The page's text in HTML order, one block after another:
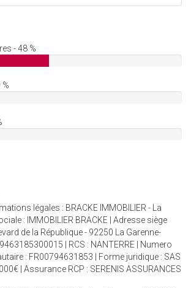
- 48 %
légales : BRACKE IMMOBILIER - La
: IMMOBILIER BRACKE | Adresse siège
de la République - 92250 La Garenne-
| RCS : NANTERRE | Numero
: FR00794631853 | Forme juridique : SAS
| Assurance RCP : SERENIS ASSURANCES